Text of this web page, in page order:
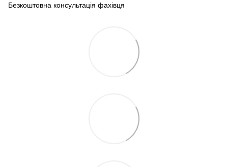
Безкоштовна консультація фахівця